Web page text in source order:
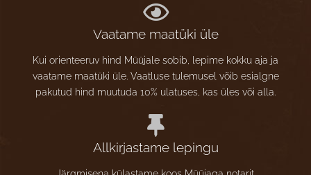
Vaatame maatüki üle
Kui orienteeruv hind Müüjale sobib, lepime kokku aja ja
vaatame maatüki üle. Vaatluse tulemusel võib esialgne
pakutud hind muutuda 10% ulatuses, kas üles või alla.
Allkirjastame lepingu